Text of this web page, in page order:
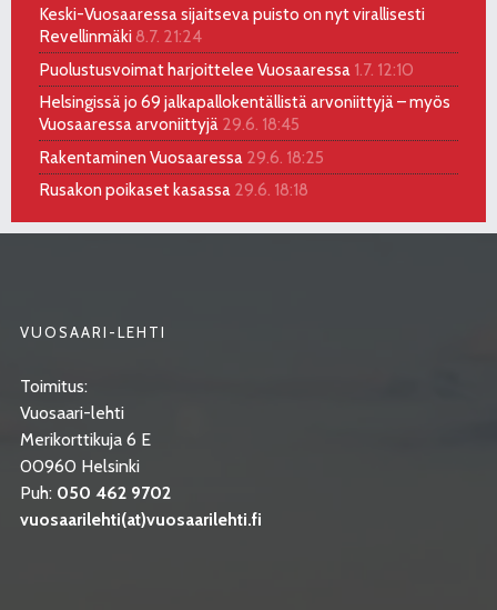
Keski-Vuosaaressa sijaitseva puisto on nyt virallisesti
Revellinmäki 8.7. 21:24
Puolustusvoimat harjoittelee Vuosaaressa 1.7. 12:10
Helsingissä jo 69 jalkapallokentällistä arvoniittyjä – myös
Vuosaaressa arvoniittyjä 29.6. 18:45
Rakentaminen Vuosaaressa 29.6. 18:25
Rusakon poikaset kasassa 29.6. 18:18
VUOSAARI-LEHTI
Toimitus:
Vuosaari-lehti
Merikorttikuja 6 E
00960 Helsinki
Puh: 050 462 9702
vuosaarilehti(at)vuosaarilehti.fi